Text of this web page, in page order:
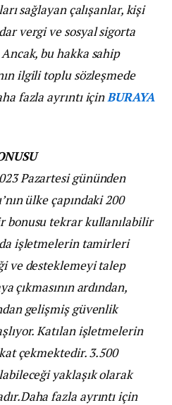
sağlayan çalışanlar, kişi
vergi ve sosyal sigorta
bu hakka sahip
ilgili toplu sözleşmede
fazla ayrıntı içinBURAYA
Pazartesi gününden
ülke çapındaki 200
bonusu tekrar kullanılabilir
işletmelerin tamirleri
ve desteklemeyi talep
çıkmasının ardından,
gelişmiş güvenlik
Katılan işletmelerin
çekmektedir. 3.500
yaklaşık olarak
fazla ayrıntı için